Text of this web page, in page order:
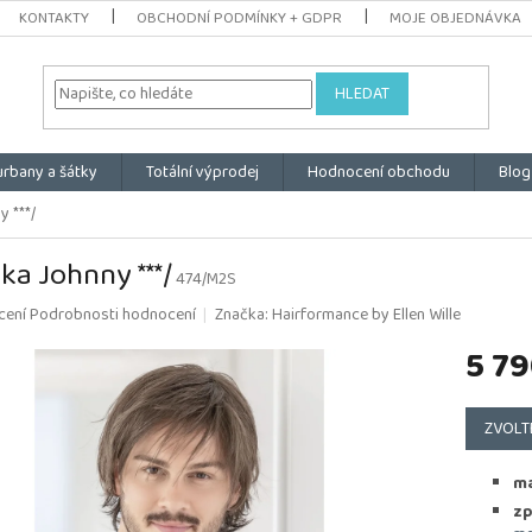
KONTAKTY OBCHODNÍ PODMÍNKY + GDPR MOJE OBJEDNÁVKA
HLEDAT
a šátky Totální výprodej Hodnocení obchodu Blog
***/
Johnny ***/474/M2S
Podrobnosti hodnocení Značka:Hairformance by Ellen Wille
5
Měrná
cena: